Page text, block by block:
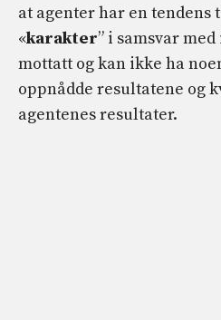
at agenter har en tendens
«karakter” i samsvar
mottatt og kan ikke ha
oppnådde resultatene og
agentenes resultater.